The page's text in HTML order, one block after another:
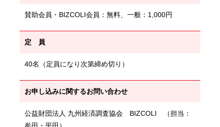
賛助会員・BIZCOLI会員：無料、一般：1,000円
定 員
40名（定員になり次第締め切り）
お申し込みに関するお問い合わせ
公益財団法人 九州経済調査協会 BIZCOLI （担当：